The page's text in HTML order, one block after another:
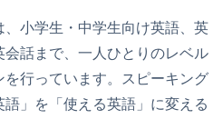
小学生・中学生向け英語、英
話まで、一人ひとりのレベル
行っています。スピーキング
」を「使える英語」に変える